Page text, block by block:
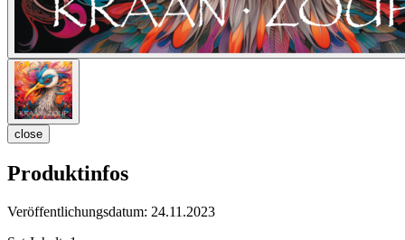
close
Produktinfos
Veröffentlichungsdatum: 24.11.2023